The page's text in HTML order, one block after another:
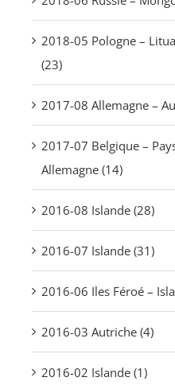
2018-05 Pologne –
(23)
2017-08 Allemagne –
2017-07 Belgique –
Allemagne (14)
2016-08 Islande (28)
2016-07 Islande (31)
2016-06 Iles Féroé –
2016-03 Autriche (4)
2016-02 Islande (1)